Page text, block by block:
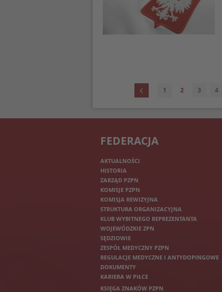
1 2 3 4
FEDERACJA
AKTUALNOŚCI
HISTORIA
ZARZĄD PZPN
KOMISJE PZPN
KOMISJA REWIZYJNA
STRUKTURA ORGANIZACYJNA
KLUB WYBITNEGO REPREZENTANTA
WOJEWÓDZKIE ZPN
SĘDZIOWIE
ZESPÓŁ MEDYCZNY PZPN
REGULACJE MEDYCZNE I ANTYDOPINGOWE
DOKUMENTY
KARIERA W PIŁCE
KSIĘGA ZNAKÓW PZPN